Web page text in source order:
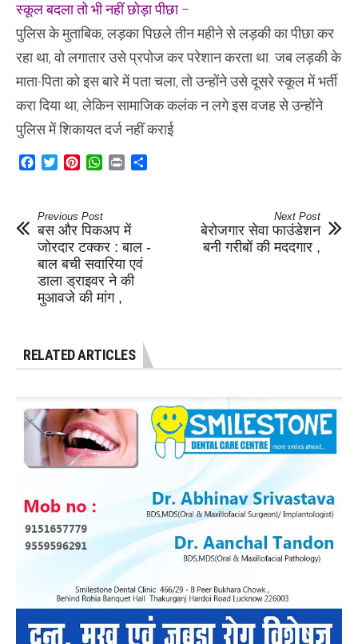
स्कूल बदला तो भी नहीं छोड़ा पीछा –
पुलिस के मुताबिक, लड़का पिछले तीन महीने से लड़की का पीछा कर
रहा था, वो लगातार उसे प्रपोज कर परेशान करता था. जब लड़की के
माता-पिता को इस बारे में पता चला, तो उन्होंने उसे दूसरे स्कूल में भर्ती
करा दिया था, लेकिन सामाजिक कलंक न लगे इस वजह से उन्होंने
पुलिस में शिकायत दर्ज नहीं कराई
Facebook
TwitterPinterestWhatsApp
Print
Previous Post
बस और पिकअप में
जोरदार टक्कर : बाल -
बाल बची सवारिया एवं
डाला ड्राइवर ने की
मुआवजे की मांग ,
Next Post
बेरोजगार सेवा फाउंडेशन
बनी गरीबों की मददगार ,
RELATED ARTICLES